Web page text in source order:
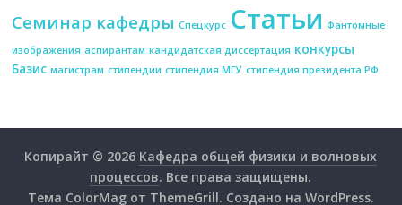
Семинар кафедры Спецкурс Статьи Фантомные
изображения аспирантам кандидатская диссертация конкурсы
Базис магистрам стипендии стипендия МГУ стипендия президента РФ
Копирайт © 2026 Кафедра общей физики и волновых
процессов. Все права защищены.
Тема ColorMagот ThemeGrill. Создано на WordPress.